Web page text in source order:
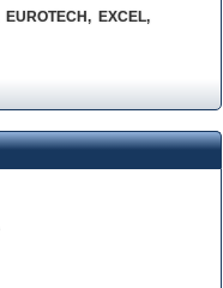
EUROTECH , EXCEL,